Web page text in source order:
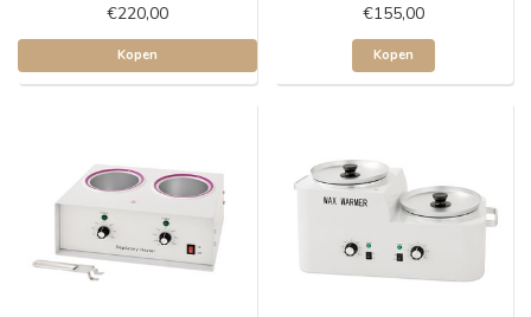
€220,00
Kopen
€155,00
Kopen